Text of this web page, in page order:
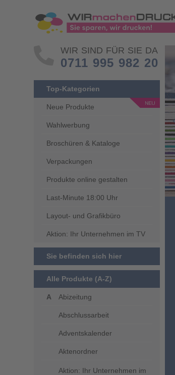
WIR SIND FÜR SIE DA
0711 995 982 20
Top-Kategorien
Neue Produkte
Wahlwerbung
Broschüren & Kataloge
Verpackungen
Produkte online gestalten
Last-Minute 18:00 Uhr
Layout- und Grafikbüro
Aktion: Ihr Unternehmen im TV
Sie befinden sich hier
Alle Produkte (A-Z)
Abizeitung
Abschlussarbeit
Adventskalender
Aktenordner
Aktion: Ihr Unternehmen im